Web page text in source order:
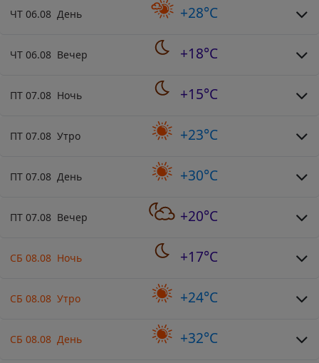
ЧТ 06.08 День +28°C
ЧТ 06.08 Вечер +18°C
ПТ 07.08 Ночь +15°C
ПТ 07.08 Утро +23°C
ПТ 07.08 День +30°C
ПТ 07.08 Вечер +20°C
СБ 08.08 Ночь +17°C
СБ 08.08 Утро +24°C
СБ 08.08 День +32°C